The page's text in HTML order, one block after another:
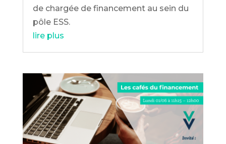
de chargée de financement au sein du
pôle ESS.
lire plus